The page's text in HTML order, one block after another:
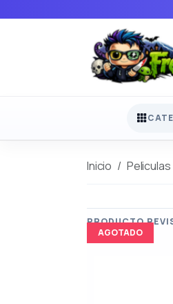
Inicio Peliculas
AGOTADO